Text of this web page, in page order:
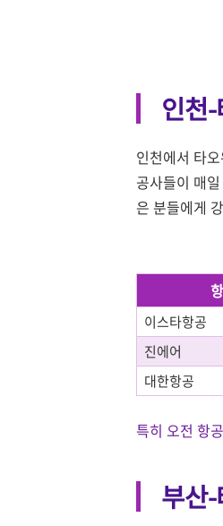
인천
인천에서 타
공사들이 매
은 분들에게
이스타항공
진에어
대한항공
특히 오전 항
부산